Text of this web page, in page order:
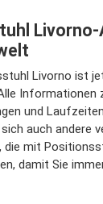
Livorno-
Livorno ist
Informationen
und
auch andere
die mit
damit Sie